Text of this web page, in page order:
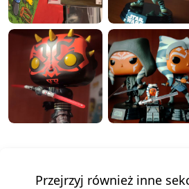
Przejrzyj również inne